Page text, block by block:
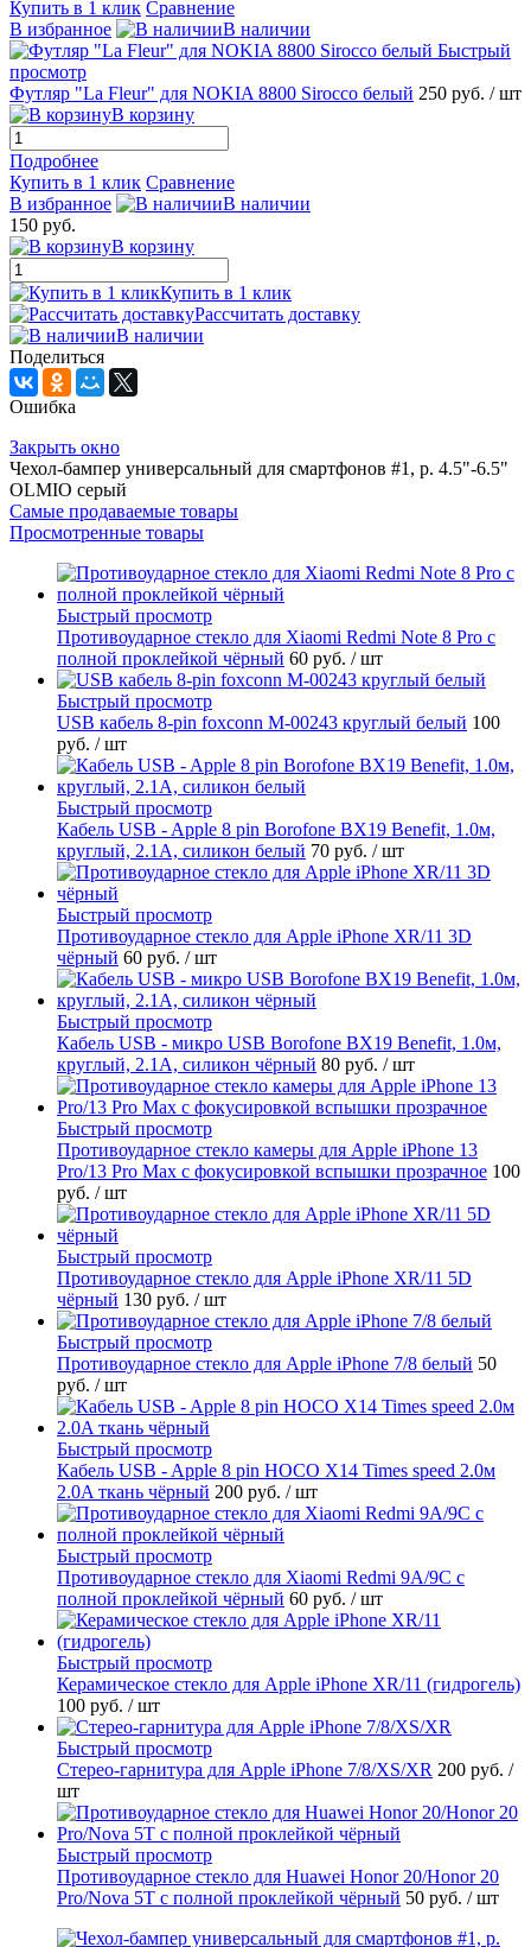
Купить в 1 клик Сравнение
В избранное
В наличии
Быстрый
просмотр
Футляр "La Fleur" для NOKIA 8800 Sirocco белый 250 руб. / шт
В корзину
Подробнее
Купить в 1 клик Сравнение
В избранное
В наличии
150 руб.
В корзину
Купить в 1 клик
Рассчитать доставку
В наличии
Поделиться
Ошибка
Закрыть окно
Чехол-бампер универсальный для смартфонов #1, р. 4.5"-6.5"
OLMIO серый
Самые продаваемые товары
Просмотренные товары
Быстрый просмотр
Противоударное стекло для Xiaomi Redmi Note 8 Pro с
полной проклейкой чёрный 60 руб. / шт
Быстрый просмотр
USB кабель 8-pin foxconn M-00243 круглый белый 100
руб. / шт
Быстрый просмотр
Кабель USB - Apple 8 pin Borofone BX19 Benefit, 1.0м,
круглый, 2.1A, силикон белый 70 руб. / шт
Быстрый просмотр
Противоударное стекло для Apple iPhone XR/11 3D
чёрный 60 руб. / шт
Быстрый просмотр
Кабель USB - микро USB Borofone BX19 Benefit, 1.0м,
круглый, 2.1A, силикон чёрный 80 руб. / шт
Быстрый просмотр
Противоударное стекло камеры для Apple iPhone 13
Pro/13 Pro Max с фокусировкой вспышки прозрачное 100
руб. / шт
Быстрый просмотр
Противоударное стекло для Apple iPhone XR/11 5D
чёрный 130 руб. / шт
Быстрый просмотр
Противоударное стекло для Apple iPhone 7/8 белый 50
руб. / шт
Быстрый просмотр
Кабель USB - Apple 8 pin HOCO X14 Times speed 2.0м
2.0A ткань чёрный 200 руб. / шт
Быстрый просмотр
Противоударное стекло для Xiaomi Redmi 9A/9C с
полной проклейкой чёрный 60 руб. / шт
Быстрый просмотр
Керамическое стекло для Apple iPhone XR/11 (гидрогель)
100 руб. / шт
Быстрый просмотр
Стерео-гарнитура для Apple iPhone 7/8/XS/XR 200 руб. /
шт
Быстрый просмотр
Противоударное стекло для Huawei Honor 20/Honor 20
Pro/Nova 5T с полной проклейкой чёрный 50 руб. / шт